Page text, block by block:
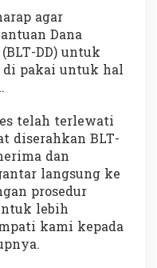
agar
Dana
DD) untuk
pakai untuk hal
telah terlewati
diserahkan BLT-
dan
langsung ke
prosedur
lebih
kami kepada